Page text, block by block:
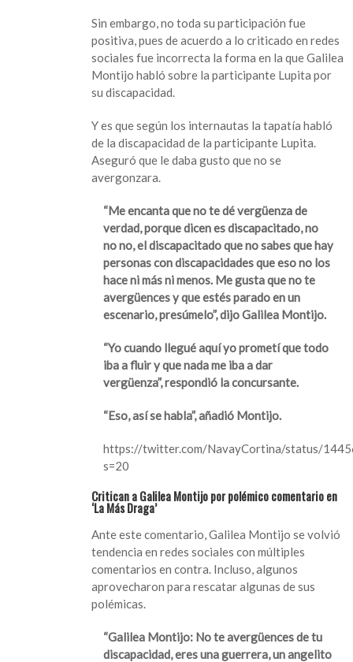
Sin embargo, no toda su participación fue
positiva, pues de acuerdo a lo criticado en redes
sociales fue incorrecta la forma en la que Galilea
Montijo habló sobre la participante Lupita por
su discapacidad.
Y es que según los internautas la tapatía habló
de la discapacidad de la participante Lupita.
Aseguró que le daba gusto que no se
avergonzara.
“Me encanta que no te dé vergüenza de
verdad, porque dicen es discapacitado, no
no no, el discapacitado que no sabes que hay
personas con discapacidades que eso no los
hace ni más ni menos. Me gusta que no te
avergüences y que estés parado en un
escenario, presúmelo”, dijo Galilea Montijo.
“Yo cuando llegué aquí yo prometí que todo
iba a fluir y que nada me iba a dar
vergüenza”, respondió la concursante.
“Eso, así se habla”, añadió Montijo.
https://twitter.com/NavayCortina/status/
s=20
Critican a Galilea Montijo por polémico comentario en
‘La Más Draga’
Ante este comentario, Galilea Montijo se volvió
tendencia en redes sociales con múltiples
comentarios en contra. Incluso, algunos
aprovecharon para rescatar algunas de sus
polémicas.
“Galilea Montijo: No te avergüences de tu
discapacidad, eres una guerrera, un angelito